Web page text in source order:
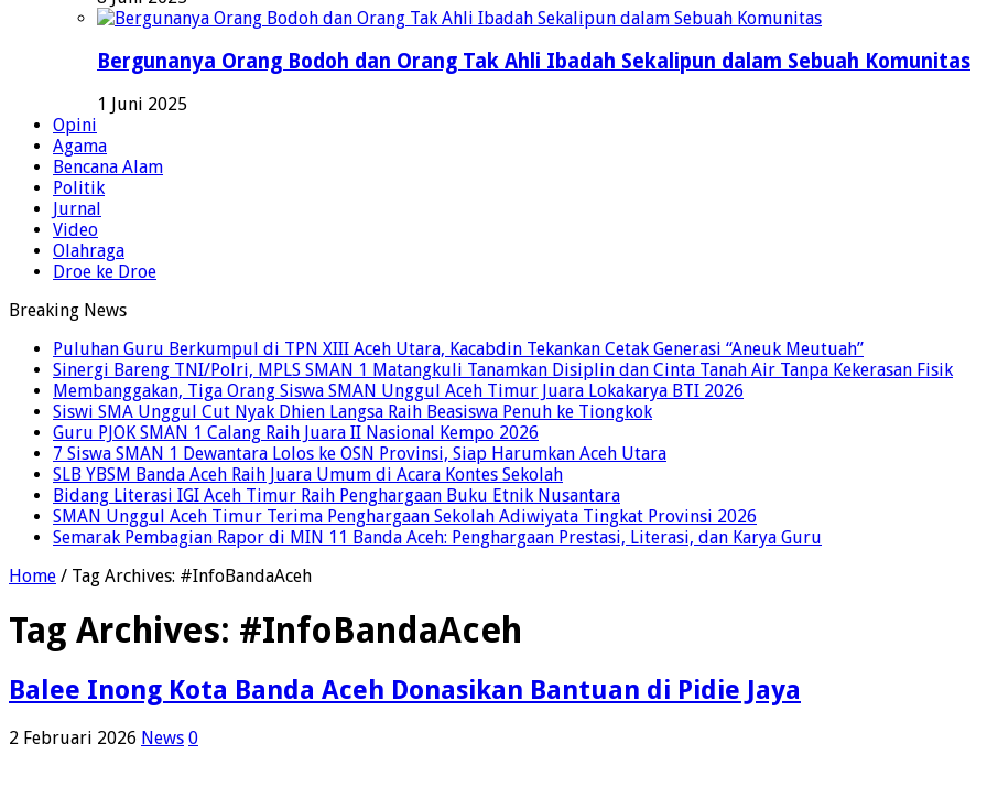
Bergunanya Orang Bodoh dan Orang Tak Ahli Ibadah Sekalipun dalam Sebuah Komunitas
1 Juni 2025
Opini
Agama
Bencana Alam
Politik
Jurnal
Video
Olahraga
Droe ke Droe
Breaking News
Puluhan Guru Berkumpul di TPN XIII Aceh Utara, Kacabdin Tekankan Cetak Generasi “Aneuk Meutuah”
Sinergi Bareng TNI/Polri, MPLS SMAN 1 Matangkuli Tanamkan Disiplin dan Cinta Tanah Air Tanpa Kekerasan Fisik
Membanggakan, Tiga Orang Siswa SMAN Unggul Aceh Timur Juara Lokakarya BTI 2026
Siswi SMA Unggul Cut Nyak Dhien Langsa Raih Beasiswa Penuh ke Tiongkok
Guru PJOK SMAN 1 Calang Raih Juara II Nasional Kempo 2026
7 Siswa SMAN 1 Dewantara Lolos ke OSN Provinsi, Siap Harumkan Aceh Utara
SLB YBSM Banda Aceh Raih Juara Umum di Acara Kontes Sekolah
Bidang Literasi IGI Aceh Timur Raih Penghargaan Buku Etnik Nusantara
SMAN Unggul Aceh Timur Terima Penghargaan Sekolah Adiwiyata Tingkat Provinsi 2026
Semarak Pembagian Rapor di MIN 11 Banda Aceh: Penghargaan Prestasi, Literasi, dan Karya Guru
Home / Tag Archives: #InfoBandaAceh
Tag Archives: #InfoBandaAceh
Balee Inong Kota Banda Aceh Donasikan Bantuan di Pidie Jaya
2 Februari 2026 News 0